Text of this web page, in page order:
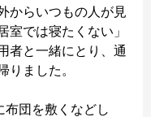
からいつもの人が見
室では寝たくない」
者と一緒にとり、通
りました。
布団を敷くなどし